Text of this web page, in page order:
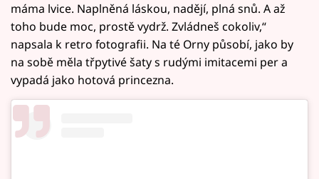
máma lvice. Naplněná láskou, nadějí, plná snů. A až
toho bude moc, prostě vydrž. Zvládneš cokoliv,“
napsala k retro fotografii. Na té Orny působí, jako by
na sobě měla třpytivé šaty s rudými imitacemi per a
vypadá jako hotová princezna.